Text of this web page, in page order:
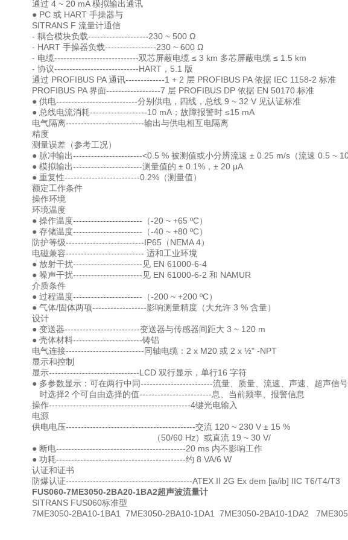
通过 4 ~ 20 mA 模拟输出通讯
● PC 或 HART 手操器与
SITRANS F 流量计通信
- 耦合模块负载--------------------230 ~ 500 Ω
- HART 手操器负载-----------------230 ~ 600 Ω
- 电缆----------------------------双芯屏蔽电缆 ≤ 3 km 多芯屏蔽电缆 ≤ 1.5 km
- 协议----------------------------HART，5.1 版
通过 PROFIBUS PA 通讯-------------1 + 2 层 PROFIBUS PA 依据 IEC 1158-2 标准
PROFIBUS PA 界面------------------7 层 PROFIBUS DP 依据 EN 50170 标准
● 供电---------------------------分别供电，四线，总线 9 ~ 32 V 见认证标准
● 总线电流消耗-------------------10 mA；故障报警时 ≤15 mA
电气隔离--------------------------输出与供电相互电隔离
精度
测量误差（参考工况）
● 脉冲输出-----------------------<0.5 % 被测值或小分辨流速 ± 0.25 m/s（流速 0.5 ~ 10
● 模拟输出-----------------------测量值的 ± 0.1%，± 20 μA
● 重复性-------------------------0.2%（测量值）
额定工作条件
操作环境
环境温度
● 操作温度-----------------------（-20 ~ +65 ºC）
● 存储温度-----------------------（-40 ~ +80 ºC）
防护等级--------------------------IP65（NEMA 4）
电磁兼容-------------------------- 适和工业环境
● 放射干扰-----------------------见 EN 61000-6-4
● 噪声干扰-----------------------见 EN 61000-6-2 和 NAMUR
介质条件
● 过程温度-----------------------（-200 ~ +200 ºC）
● 气体/固体两项------------------影响测量精度（大允许 3 % 含量）
设计
● 变送器-------------------------变送器与传感器间距大 3 ~ 120 m
● 壳体材料-----------------------铸铝
电气连接--------------------------同轴电缆：2 x M20 或 2 x ½" -NPT
显示和控制
显示------------------------------LCD 双行显示，单行16 字符
● 多参数显示：可在两行中同------------------------流量、质量、流速、声速、超声信
时选择2 个可自由选择的值------------------------息、当前频率、报警信息
操作-----------------------------------------------4键光电输入
电源
供电电压-------------------------------------------交流 120 ~ 230 V ± 15 %
（50/60 Hz）或直流 19 ~ 30
● 断电-------------------------------------------20 ms 内不影响工作
● 功耗-------------------------------------------约 8 VA/6 W
认证和证书
防爆认证------------------------------------------ATEX II 2G Ex dem [ia/ib] IIC T6/T4/T3
FUS060-7ME3050-2BA20-1BA2超声波流量计
SITRANS FUS060标准型
7ME3050-2BA10-1BA1
7ME3050-2BA10-1DA1 7ME3050-2BA10-1DA2